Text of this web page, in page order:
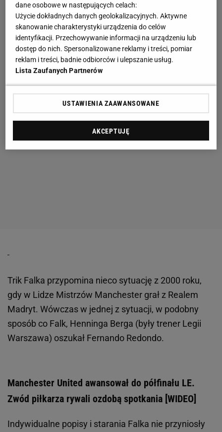
Trik Falka przypomina nieco sytuację z 2000 roku,
gdy w Lidze Mistrzów Manchester grał z Realem
Madryt. Wówczas w jednej z sytuacji, w podobny
sposób co Falk, Henninga Berga (były trener Legii
Warszawa) oszukał Fernando Redondo.
Manchester United awansował do półfinału LE.
Zwód piłkarza rywali ozdobą spotkania [WIDEO]
Indywidualne popisy i starania Falka nie przyniosły
dane osobowe w następujących celach:
Użycie dokładnych danych geolokalizacyjnych. Aktywne
skanowanie charakterystyki urządzenia do celów
identyfikacji. Przechowywanie informacji na urządzeniu lub
dostęp do nich. Spersonalizowane reklamy i treści, pomiar
reklam i treści, badnie odbiorców i ulepszanie usług.
Lista Zaufanych Partnerów
USTAWIENIA ZAAWANSOWANE
AKCEPTUJĘ